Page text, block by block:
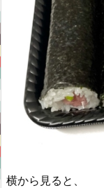
横から見ると、